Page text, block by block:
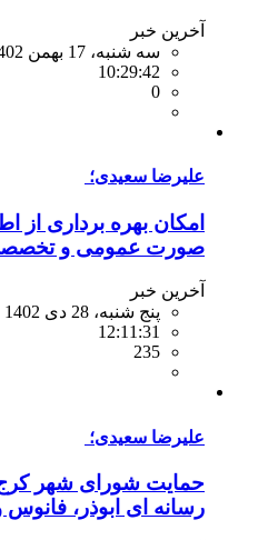
آخرین خبر
سه شنبه، 17 بهمن 1402
10:29:42
0
‪علیرضا سعیدی؛ ‬
امکان بهره برداری
صورت عمومی و
آخرین خبر
پنج شنبه، 28 دی 1402
12:11:31
235
علیرضا سعیدی؛
حمایت شورای شهر کرج
رسانه ای ابوذر،